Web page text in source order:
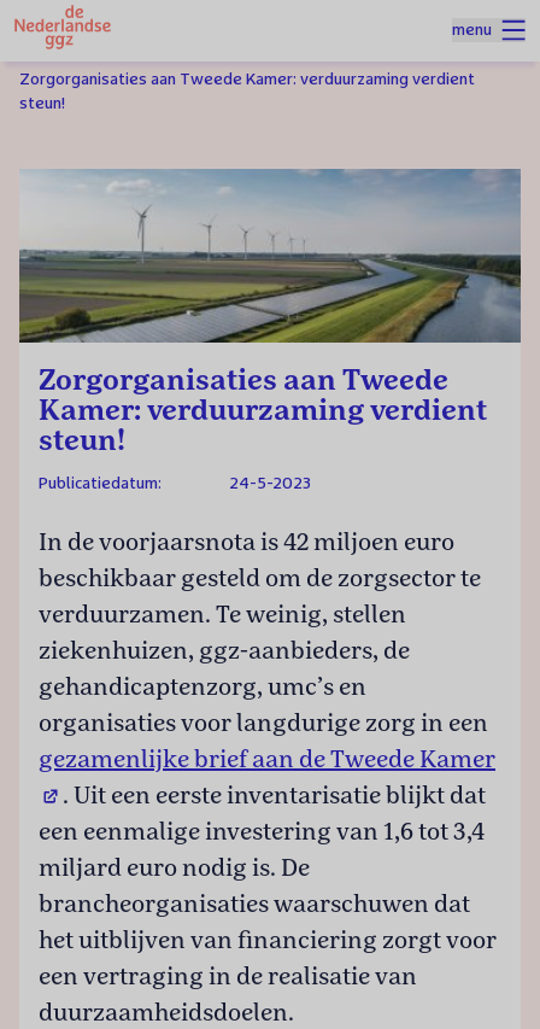
Spring naar hoofdinhoud
menu
Homepage
Zorgorganisaties aan Tweede Kamer: verduurzaming verdient
steun!
Zorgorganisaties aan Tweede
Kamer: verduurzaming verdient
steun!
Publicatiedatum: 24-5-2023
In de voorjaarsnota is 42 miljoen euro
beschikbaar gesteld om de zorgsector te
verduurzamen. Te weinig, stellen
ziekenhuizen, ggz-aanbieders, de
gehandicaptenzorg, umc’s en
organisaties voor langdurige zorg in een
gezamenlijke brief aan de Tweede Kamer
(opent in een nieuw tabblad)
. Uit een eerste inventarisatie blijkt dat
een eenmalige investering van 1,6 tot 3,4
miljard euro nodig is. De
brancheorganisaties waarschuwen dat
het uitblijven van financiering zorgt voor
een vertraging in de realisatie van
duurzaamheidsdoelen.